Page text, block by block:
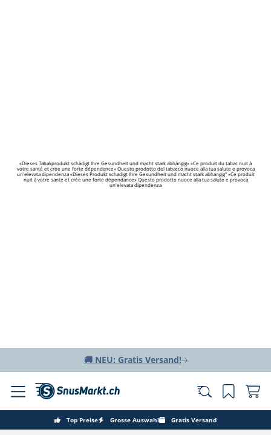
«Dieses Tabakprodukt schädigt Ihre Gesundheit und macht stark abhängig» «Ce produit du tabac nuit à
votre santé et crée une forte dépendance» Questo prodotto del tabacco nuoce alla tua salute e provoca
un'elevata dipendenza «Dieses Produkt schadigt Ihre Gesundheit und macht stark abhangig" «Ce produit
nuit à votre santé et crée une forte dépendance» Questo prodotto nuoce alla tua salute e provoca
un'elevata dipendenza
🚚 NEU: Gratis Versand!
Top Preise Grosse Auswahl Gratis Versand